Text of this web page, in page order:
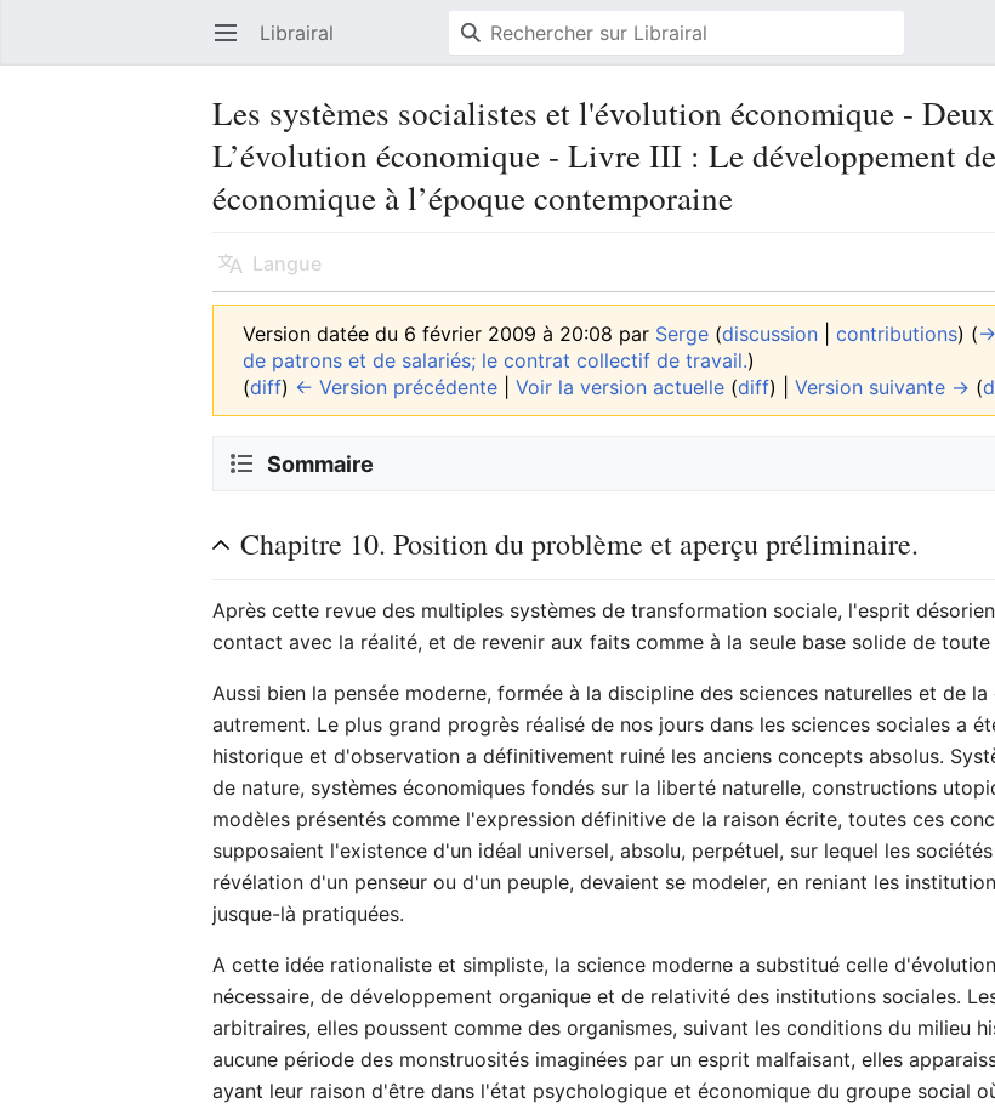
Ouvrir le menu principal Librairal
Les systèmes socialistes et l'évolution économique -
L’évolution économique - Livre III : Le développement
économique à l’époque contemporaine
Langue
Version datée du 6 février 2009 à 20:08 par Serge (discussion |contributions) (
de patrons et de salariés; le contrat collectif de travail.)
(diff) ← Version précédente |Voir la version actuelle (diff) |Version suivante → (
Sommaire
Chapitre 10. Position du problème et aperçu préliminaire.
Après cette revue des multiples systèmes de transformation sociale, l'esprit
contact avec la réalité, et de revenir aux faits comme à la seule base solide de
Aussi bien la pensée moderne, formée à la discipline des sciences naturelles et de
autrement. Le plus grand progrès réalisé de nos jours dans les sciences sociales a
historique et d'observation a définitivement ruiné les anciens concepts absolus.
de nature, systèmes économiques fondés sur la liberté naturelle, constructions
modèles présentés comme l'expression définitive de la raison écrite, toutes ces
supposaient l'existence d'un idéal universel, absolu, perpétuel, sur lequel les
révélation d'un penseur ou d'un peuple, devaient se modeler, en reniant les
jusque-là pratiquées.
A cette idée rationaliste et simpliste, la science moderne a substitué celle
nécessaire, de développement organique et de relativité des institutions sociales.
arbitraires, elles poussent comme des organismes, suivant les conditions du milieu
aucune période des monstruosités imaginées par un esprit malfaisant, elles
ayant leur raison d'être dans l'état psychologique et économique du groupe social